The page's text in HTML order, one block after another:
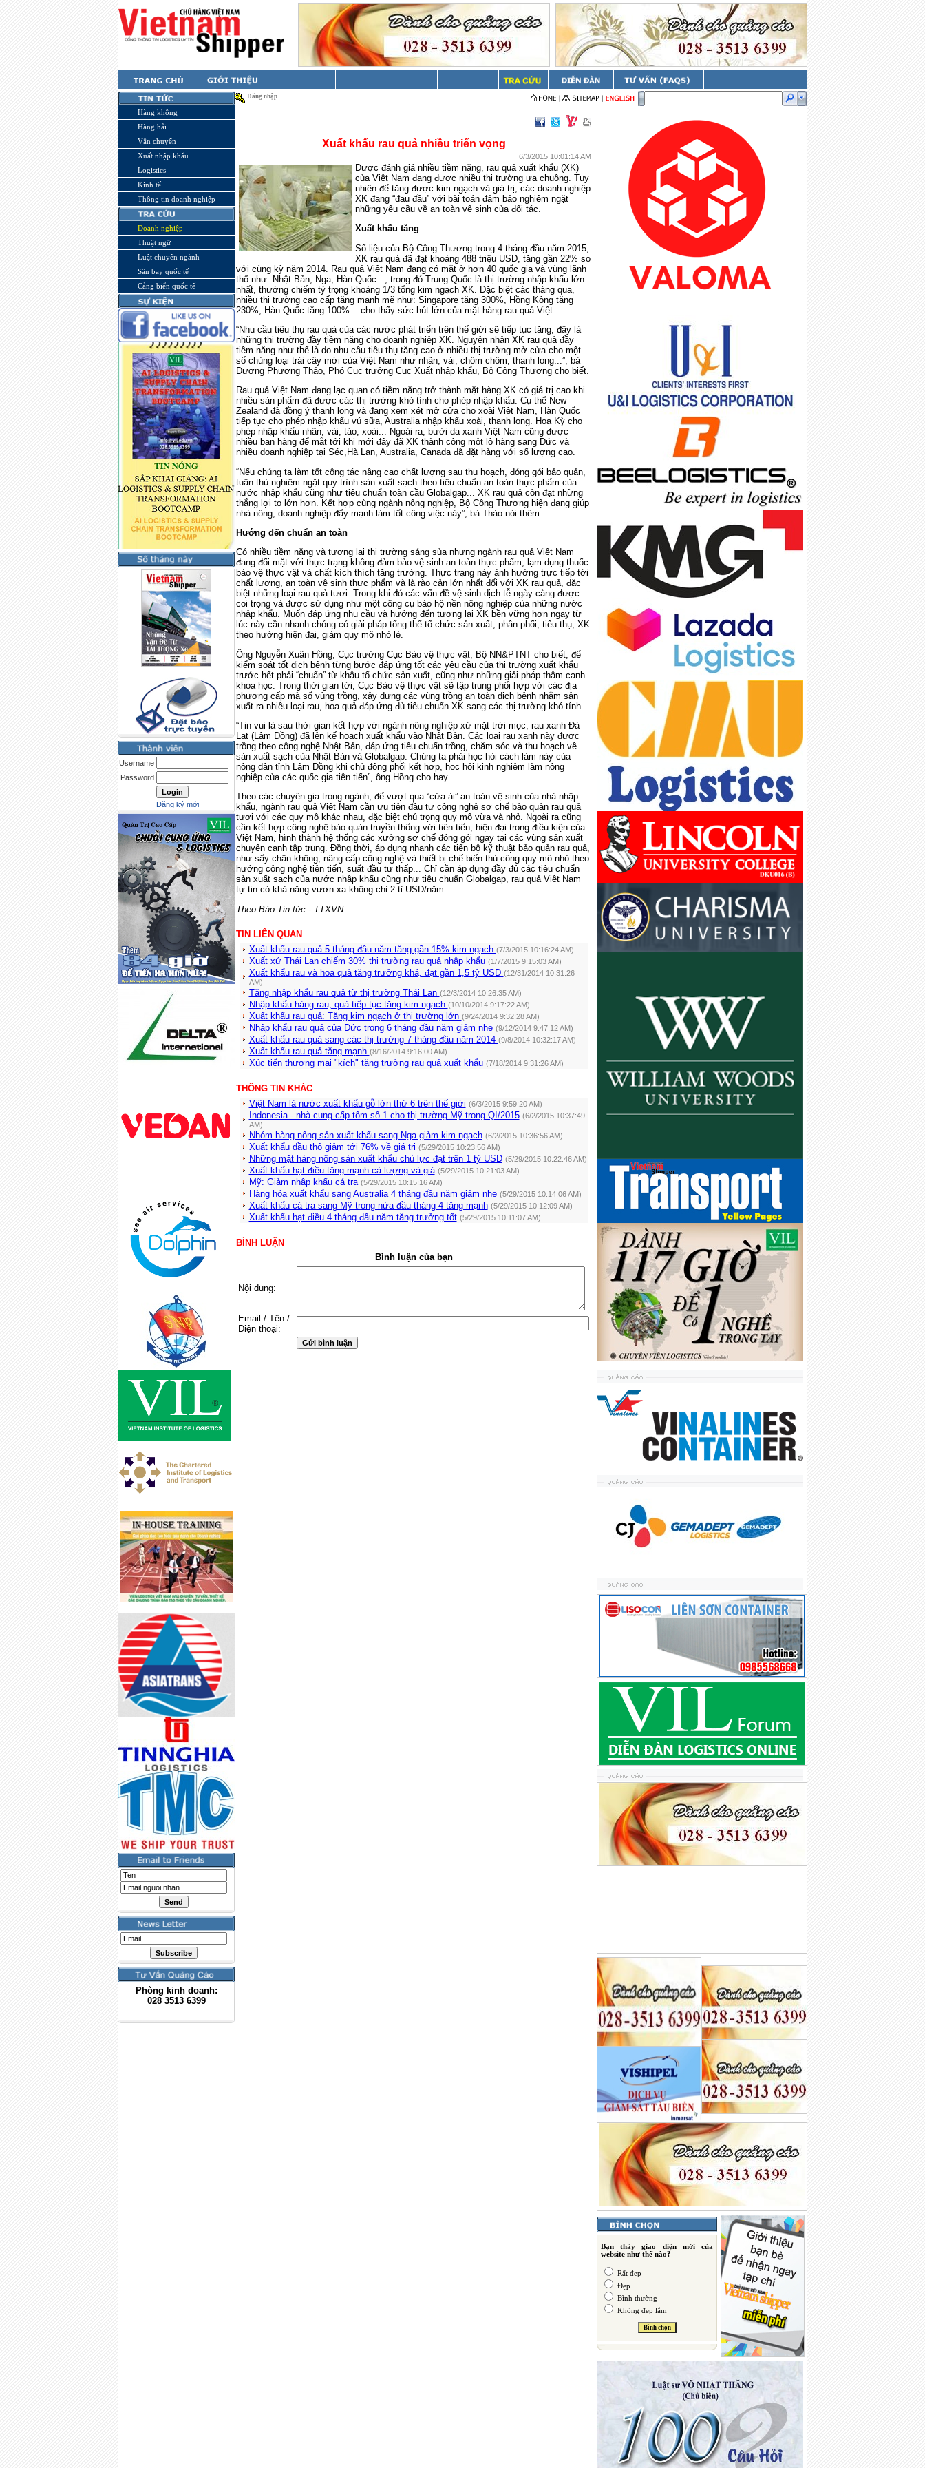
Hàng không
Hàng hải
Vận chuyển
Xuất nhập khẩu
Logistics
Kinh tế
Thông tin doanh nghiệp
Doanh nghiệp
Thuật ngữ
Luật chuyên ngành
Sân bay quốc tế
Cảng biển quốc tế
Username
Password
Đăng ký mới
Phòng kinh doanh:
028 3513 6399
Đăng nhập
Xuất khẩu rau quả nhiều triển vọng
6/3/2015 10:01:14 AM
Được đánh giá nhiều tiềm năng, rau quả xuất khẩu (XK)
của Việt Nam đang được nhiều thị trường ưa chuộng. Tuy
nhiên để tăng được kim ngạch và giá trị, các doanh nghiệp
XK đang “đau đầu” với bài toán đảm bảo nghiêm ngặt
những yêu cầu về an toàn vệ sinh của đối tác.
Xuất khẩu tăng
Số liệu của Bộ Công Thương trong 4 tháng đầu năm 2015,
XK rau quả đã đạt khoảng 488 triệu USD, tăng gần 22% so
với cùng kỳ năm 2014. Rau quả Việt Nam đang có mặt ở hơn 40 quốc gia và vùng lãnh
thổ như: Nhật Bản, Nga, Hàn Quốc...; trong đó Trung Quốc là thị trường nhập khẩu lớn
nhất, thường chiếm tỷ trọng khoảng 1/3 tổng kim ngạch XK. Đặc biệt các tháng qua,
nhiều thị trường cao cấp tăng mạnh mẽ như: Singapore tăng 300%, Hồng Kông tăng
230%, Hàn Quốc tăng 100%... cho thấy sức hút lớn của mặt hàng rau quả Việt.
“Nhu cầu tiêu thụ rau quả của các nước phát triển trên thế giới sẽ tiếp tục tăng, đây là
những thị trường đầy tiềm năng cho doanh nghiệp XK. Nguyên nhân XK rau quả đầy
tiềm năng như thế là do nhu cầu tiêu thụ tăng cao ở nhiều thị trường mở cửa cho một
số chủng loại trái cây mới của Việt Nam như nhãn, vải, chôm chôm, thanh long...”, bà
Dương Phương Thảo, Phó Cục trưởng Cục Xuất nhập khẩu, Bộ Công Thương cho biết.
Rau quả Việt Nam đang lạc quan có tiềm năng trở thành mặt hàng XK có giá trị cao khi
nhiều sản phẩm đã được các thị trường khó tính cho phép nhập khẩu. Cụ thể New
Zealand đã đồng ý thanh long và đang xem xét mở cửa cho xoài Việt Nam, Hàn Quốc
tiếp tục cho phép nhập khẩu vú sữa, Australia nhập khẩu xoài, thanh long. Hoa Kỳ cho
phép nhập khẩu nhãn, vải, táo, xoài... Ngoài ra, bưởi da xanh Việt Nam cũng được
nhiều bạn hàng để mắt tới khi mới đây đã XK thành công một lô hàng sang Đức và
nhiều doanh nghiệp tại Séc,Hà Lan, Australia, Canada đã đặt hàng với số lượng cao.
“Nếu chúng ta làm tốt công tác nâng cao chất lượng sau thu hoạch, đóng gói bảo quản,
tuân thủ nghiêm ngặt quy trình sản xuất sạch theo tiêu chuẩn an toàn thực phẩm của
nước nhập khẩu cũng như tiêu chuẩn toàn cầu Globalgap... XK rau quả còn đạt những
thắng lợi to lớn hơn. Kết hợp cùng ngành nông nghiệp, Bộ Công Thương hiện đang giúp
nhà nông, doanh nghiệp đẩy mạnh làm tốt công việc này”, bà Thảo nói thêm
Hướng đến chuẩn an toàn
Có nhiều tiềm năng và tương lai thị trường sáng sủa nhưng ngành rau quả Việt Nam
đang đối mặt với thực trạng không đảm bảo vệ sinh an toàn thực phẩm, lạm dụng thuốc
bảo vệ thực vật và chất kích thích tăng trưởng. Thực trạng này ảnh hưởng trực tiếp tới
chất lượng, an toàn vệ sinh thực phẩm và là rào cản lớn nhất đối với XK rau quả, đặc
biệt những loại rau quả tươi. Trong khi đó các vấn đề vệ sinh dịch tễ ngày càng được
coi trọng và được sử dụng như một công cụ bảo hộ nền nông nghiệp của những nước
nhập khẩu. Muốn đáp ứng nhu cầu và hướng đến tương lai XK bền vững hơn ngay từ
lúc này cần nhanh chóng có giải pháp tổng thể tổ chức sản xuất, phân phối, tiêu thụ, XK
theo hướng hiện đại, giảm quy mô nhỏ lẻ.
Ông Nguyễn Xuân Hồng, Cục trưởng Cục Bảo vệ thực vật, Bộ NN&PTNT cho biết, để
kiểm soát tốt dịch bệnh từng bước đáp ứng tốt các yêu cầu của thị trường xuất khẩu
trước hết phải “chuẩn” từ khâu tổ chức sản xuất, cũng như những giải pháp thâm canh
khoa học. Trong thời gian tới, Cục Bảo vệ thực vật sẽ tập trung phối hợp với các địa
phương cấp mã số vùng trồng, xây dựng các vùng trồng an toàn dịch bệnh nhằm sản
xuất ra nhiều loại rau, hoa quả đáp ứng đủ tiêu chuẩn XK sang các thị trường khó tính.
“Tin vui là sau thời gian kết hợp với ngành nông nghiệp xứ mặt trời mọc, rau xanh Đà
Lạt (Lâm Đồng) đã lên kế hoạch xuất khẩu vào Nhật Bản. Các loại rau xanh này được
trồng theo công nghệ Nhật Bản, đáp ứng tiêu chuẩn trồng, chăm sóc và thu hoạch về
sản xuất sạch của Nhật Bản và Globalgap. Chúng ta phải học hỏi cách làm này của
nông dân tỉnh Lâm Đồng khi chủ động phối kết hợp, học hỏi kinh nghiệm làm nông
nghiệp của các quốc gia tiên tiến”, ông Hồng cho hay.
Theo các chuyên gia trong ngành, để vượt qua “cửa ải” an toàn vệ sinh của nhà nhập
khẩu, ngành rau quả Việt Nam cần ưu tiên đầu tư công nghệ sơ chế bảo quản rau quả
tươi với các quy mô khác nhau, đặc biệt chú trọng quy mô vừa và nhỏ. Ngoài ra cũng
cần kết hợp công nghệ bảo quản truyền thống với tiên tiến, hiện đại trong điều kiện của
Việt Nam, hình thành hệ thống các xưởng sơ chế đóng gói ngay tại các vùng sản xuất
chuyên canh tập trung. Đồng thời, áp dụng nhanh các tiến bộ kỹ thuật bảo quản rau quả,
như sấy chân không, nâng cấp công nghệ và thiết bị chế biến thủ công quy mô nhỏ theo
hướng công nghệ tiên tiến, suất đầu tư thấp... Chỉ cần áp dụng đầy đủ các tiêu chuẩn
sản xuất sạch của nước nhập khẩu cũng như tiêu chuẩn Globalgap, rau quả Việt Nam
tự tin có khả năng vươn xa không chỉ 2 tỉ USD/năm.
Theo Báo Tin tức - TTXVN
TIN LIÊN QUAN
Xuất khẩu rau quả 5 tháng đầu năm tăng gần 15% kim ngạch (7/3/2015 10:16:24 AM)
Xuất xứ Thái Lan chiếm 30% thị trường rau quả nhập khẩu (1/7/2015 9:15:03 AM)
Xuất khẩu rau và hoa quả tăng trưởng khá, đạt gần 1,5 tỷ USD (12/31/2014 10:31:26
AM)
Tăng nhập khẩu rau quả từ thị trường Thái Lan (12/3/2014 10:26:35 AM)
Nhập khẩu hàng rau, quả tiếp tục tăng kim ngạch (10/10/2014 9:17:22 AM)
Xuất khẩu rau quả: Tăng kim ngạch ở thị trường lớn (9/24/2014 9:32:28 AM)
Nhập khẩu rau quả của Đức trong 6 tháng đầu năm giảm nhẹ (9/12/2014 9:47:12 AM)
Xuất khẩu rau quả sang các thị trường 7 tháng đầu năm 2014 (9/8/2014 10:32:17 AM)
Xuất khẩu rau quả tăng mạnh (8/16/2014 9:16:00 AM)
Xúc tiến thương mại "kích" tăng trưởng rau quả xuất khẩu (7/18/2014 9:31:26 AM)
THÔNG TIN KHÁC
Việt Nam là nước xuất khẩu gỗ lớn thứ 6 trên thế giới (6/3/2015 9:59:20 AM)
Indonesia - nhà cung cấp tôm số 1 cho thị trường Mỹ trong QI/2015 (6/2/2015 10:37:49
AM)
Nhóm hàng nông sản xuất khẩu sang Nga giảm kim ngạch (6/2/2015 10:36:56 AM)
Xuất khẩu dầu thô giảm tới 76% về giá trị (5/29/2015 10:23:56 AM)
Những mặt hàng nông sản xuất khẩu chủ lực đạt trên 1 tỷ USD (5/29/2015 10:22:46 AM)
Xuất khẩu hạt điều tăng mạnh cả lượng và giá (5/29/2015 10:21:03 AM)
Mỹ: Giảm nhập khẩu cá tra (5/29/2015 10:15:16 AM)
Hàng hóa xuất khẩu sang Australia 4 tháng đầu năm giảm nhẹ (5/29/2015 10:14:06 AM)
Xuất khẩu cá tra sang Mỹ trong nửa đầu tháng 4 tăng mạnh (5/29/2015 10:12:09 AM)
Xuất khẩu hạt điều 4 tháng đầu năm tăng trưởng tốt (5/29/2015 10:11:07 AM)
BÌNH LUẬN
Bình luận của bạn
Nội dung:
Email / Tên /
Điện thoại:
Bạn thấy giao diện mới của
website như thế nào?
Rất đẹp
Đẹp
Bình thường
Không đẹp lắm